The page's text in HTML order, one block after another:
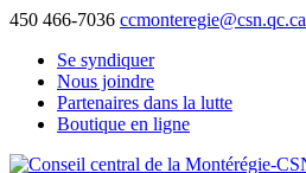
450 466-7036 ccmonteregie@csn.qc.ca
Se syndiquer
Nous joindre
Partenaires dans la lutte
Boutique en ligne